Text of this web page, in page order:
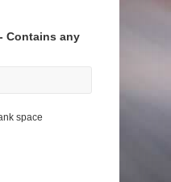
Contains any
space